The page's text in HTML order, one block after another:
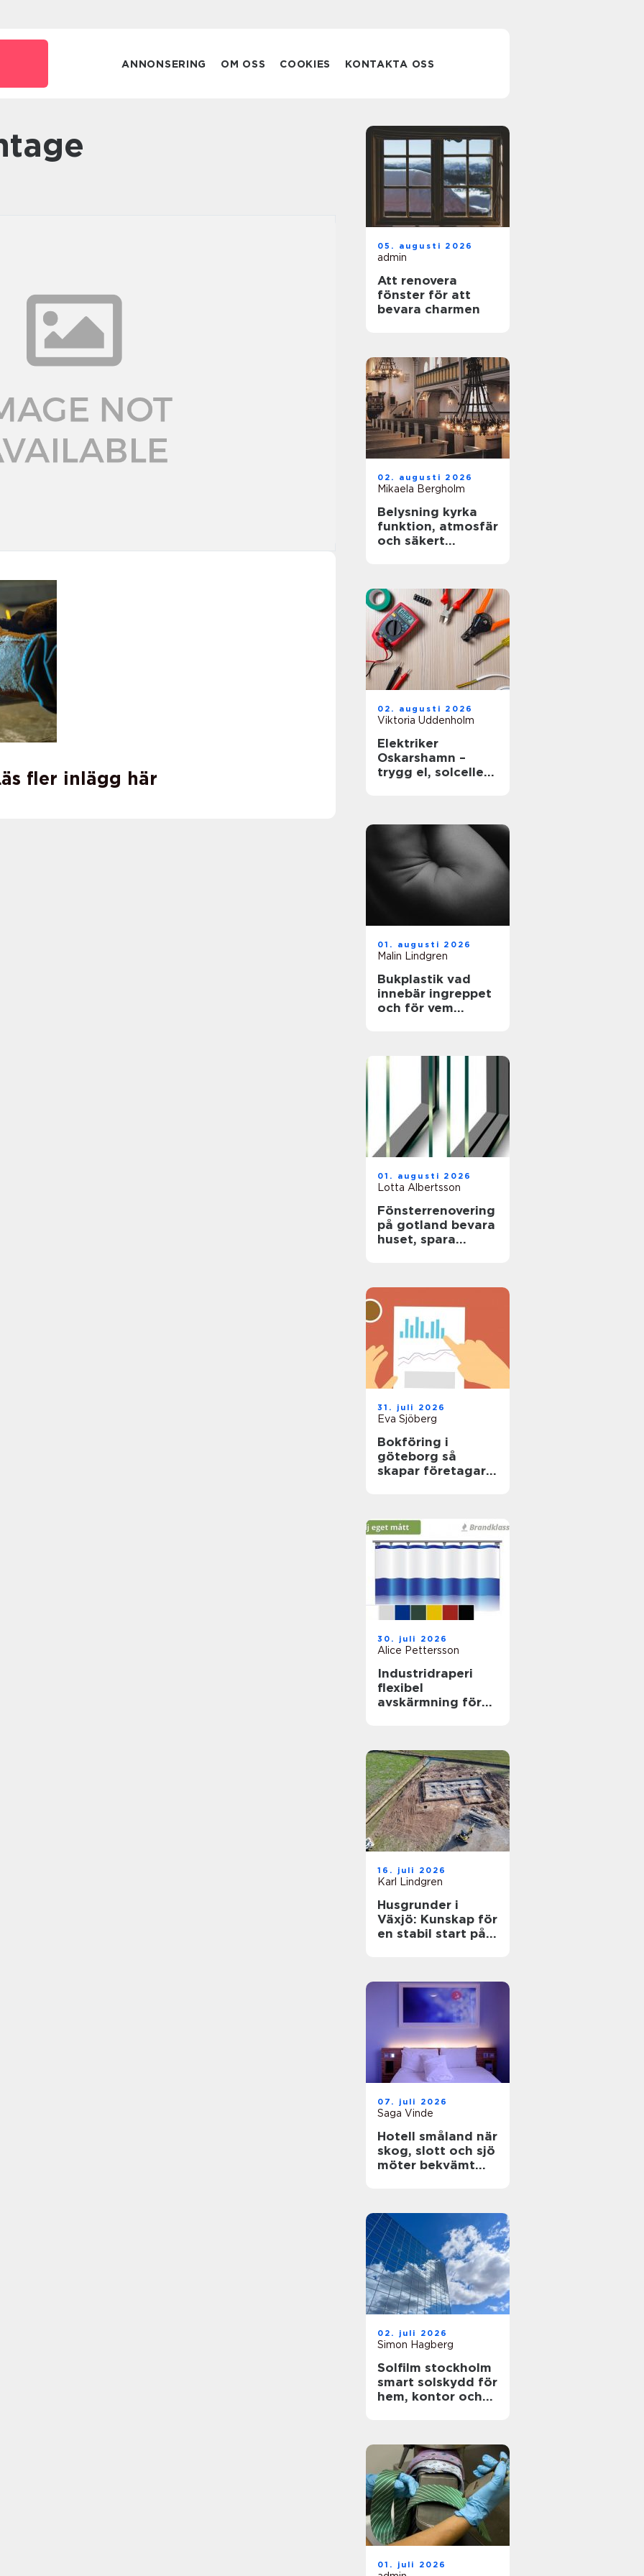
ANNONSERING OM OSS COOKIES KONTAKTA OSS
fler inlägg här
05. augusti 2026
admin
Att renovera
fönster för att
bevara charmen
02. augusti 2026
Mikaela Bergholm
Belysning kyrka
funktion, atmosfär
och säkert
02. augusti 2026
Viktoria Uddenholm
Elektriker
Oskarshamn –
trygg el, solceller
01. augusti 2026
Malin Lindgren
Bukplastik vad
innebär ingreppet
och för vem
01. augusti 2026
Lotta Albertsson
Fönsterrenovering
på gotland bevara
huset, spara
31. juli 2026
Eva Sjöberg
Bokföring i
göteborg så
skapar företagare
30. juli 2026
Alice Pettersson
Industridraperi
flexibel
avskärmning för
16. juli 2026
Karl Lindgren
Husgrunder i
Växjö: Kunskap för
en stabil start på
07. juli 2026
Saga Vinde
Hotell småland när
skog, slott och sjö
möter bekvämt
02. juli 2026
Simon Hagberg
Solfilm stockholm
smart solskydd för
hem, kontor och
01. juli 2026